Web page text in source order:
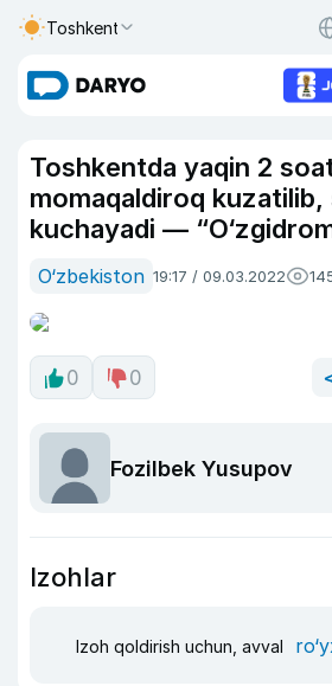
Toshkent
Toshkentda yaqin 2
momaqaldiroq
kuchayadi —
O‘zbekiston 19:17 / 09.03.2022
0 0
Fozilbek Yusupov
Izohlar
Izoh qoldirish uchun, avval